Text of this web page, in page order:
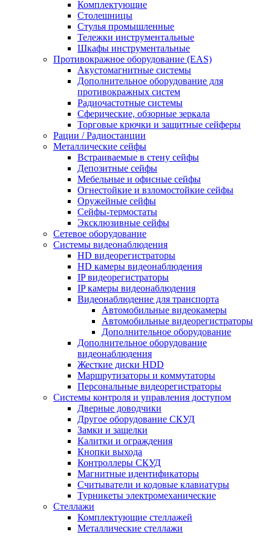
Комплектующие
Столешницы
Стулья промышленные
Тележки инструментальные
Шкафы инструментальные
Противокражное оборудование (EAS)
Акустомагнитные системы
Дополнительное оборудование для
противокражных систем
Радиочастотные системы
Сферические, обзорные зеркала
Торговые крючки и защитные сейферы
Рации / Радиостанции
Металлические сейфы
Встраиваемые в стену сейфы
Депозитные сейфы
Мебельные и офисные сейфы
Огнестойкие и взломостойкие сейфы
Оружейные сейфы
Сейфы-термостаты
Эксклюзивные сейфы
Сетевое оборудование
Системы видеонаблюдения
HD видеорегистраторы
HD камеры видеонаблюдения
IP видеорегистраторы
IP камеры видеонаблюдения
Видеонаблюдение для транспорта
Автомобильные видеокамеры
Автомобильные видеорегистраторы
Дополнительное оборудование
Дополнительное оборудование
видеонаблюдения
Жесткие диски HDD
Маршрутизаторы и коммутаторы
Персональные видеорегистраторы
Системы контроля и управления доступом
Дверные доводчики
Другое оборудование СКУД
Замки и защелки
Калитки и ограждения
Кнопки выхода
Контроллеры СКУД
Магнитные идентификаторы
Считыватели и кодовые клавиатуры
Турникеты электромеханические
Стеллажи
Комплектующие стеллажей
Металлические стеллажи